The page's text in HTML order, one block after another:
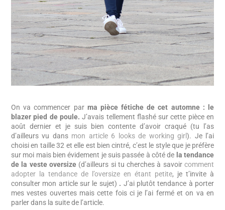
On va commencer par ma pièce fétiche de cet automne : le
blazer pied de poule. J’avais tellement flashé sur cette pièce en
août dernier et je suis bien contente d’avoir craqué (tu l’as
d’ailleurs vu dans mon article 6 looks de working girl). Je l’ai
choisi en taille 32 et elle est bien cintré, c’est le style que je préfère
sur moi mais bien évidement je suis passée à côté de la tendance
de la veste oversize (d’ailleurs si tu cherches à savoircomment
adopter la tendance de l’oversize en étant petite, je t’invite à
consulter mon article sur le sujet) . J’ai plutôt tendance à porter
mes vestes ouvertes mais cette fois ci je l’ai fermé et on va en
parler dans la suite de l’article.